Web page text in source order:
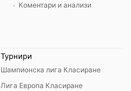
Коментари и анализи
Турнири
Шампионска лига Класиране
Лига Европа Класиране